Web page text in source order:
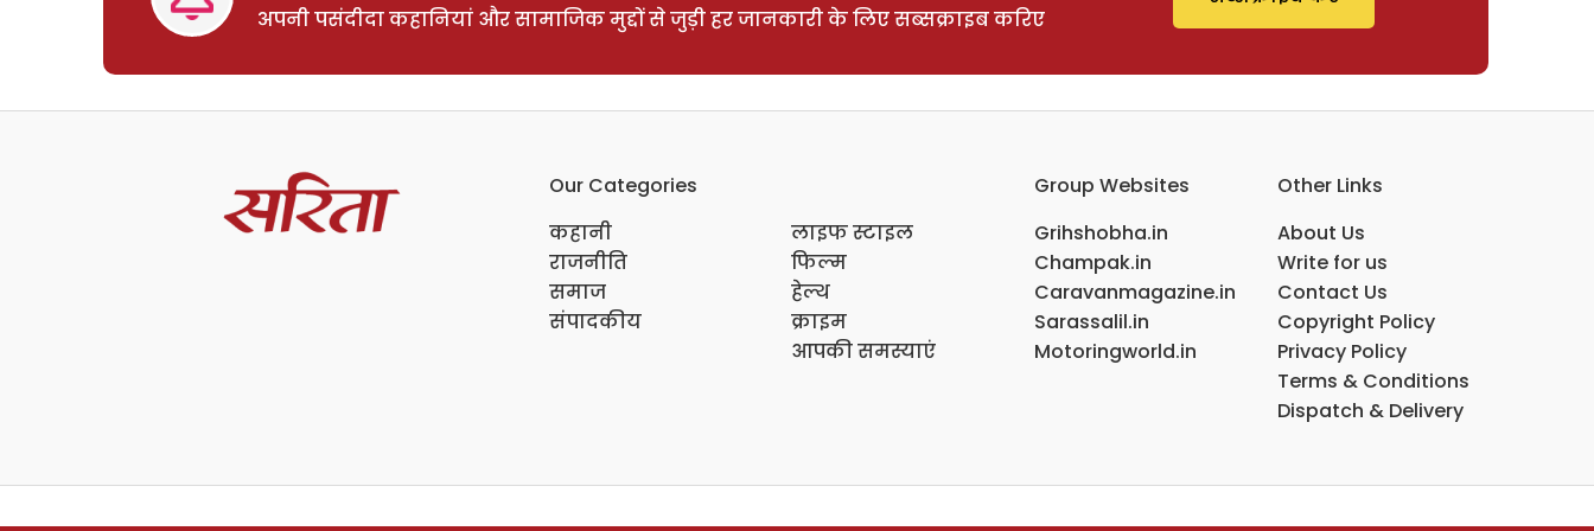
अपनी पसंदीदा कहानियां और सामाजिक मुद्दों से जुड़ी हर जानकारी के लिए सब्सक्राइब करिए
Our Categories
कहानी
राजनीति
समाज
संपादकीय
लाइफ स्टाइल
फिल्म
हेल्थ
क्राइम
आपकी समस्याएं
Group Websites
Grihshobha.in
Champak.in
Caravanmagazine.in
Sarassalil.in
Motoringworld.in
Other Links
About Us
Write for us
Contact Us
Copyright Policy
Privacy Policy
Terms & Conditions
Dispatch & Delivery